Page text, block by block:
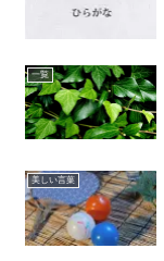
一覧
美しい言葉